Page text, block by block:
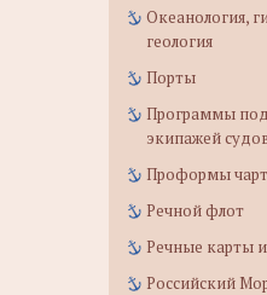
Океанология,
геология
Порты
Программы
экипажей
Проформы
Речной флот
Речные карты
Российский